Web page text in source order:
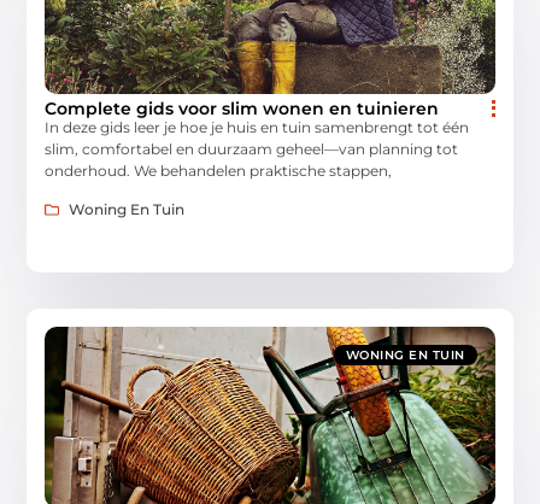
Complete gids voor slim wonen en tuinieren
In deze gids leer je hoe je huis en tuin samenbrengt tot één
slim, comfortabel en duurzaam geheel—van planning tot
onderhoud. We behandelen praktische stappen,
Woning En Tuin
WONING EN TUIN